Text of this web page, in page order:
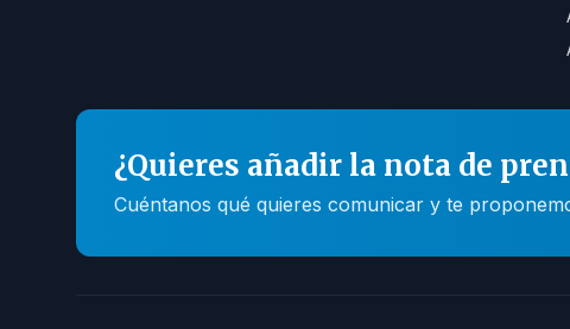
¿Quieres añadir la nota de
Cuéntanos qué quieres comunicar y te